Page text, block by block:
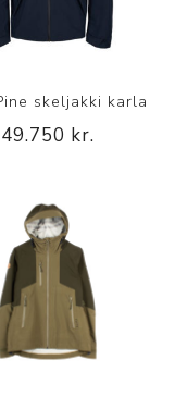
skeljakki karla
49.750 kr.